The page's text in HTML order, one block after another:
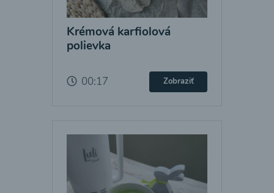
Krémová karfiolová
polievka
00:17 Zobraziť